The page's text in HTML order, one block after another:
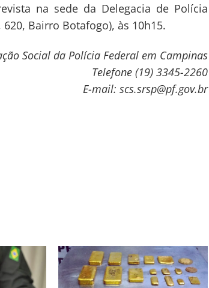
na sede da Delegacia de Polícia
Bairro Botafogo), às 10h15.
Social da Polícia Federal em Campinas
Telefone (19) 3345-2260
E-mail: scs.srsp@pf.gov.br